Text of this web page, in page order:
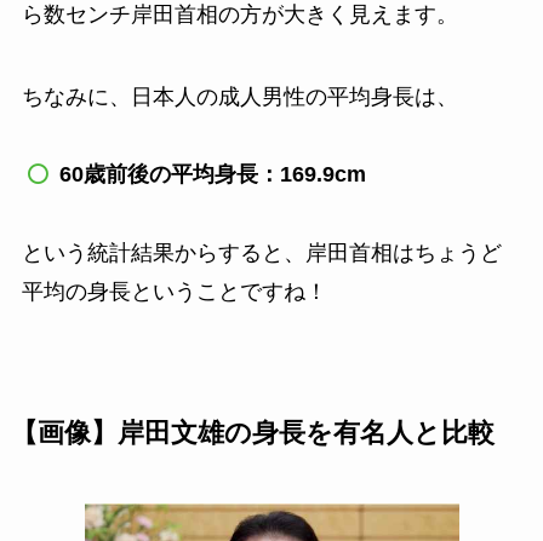
ら数センチ岸田首相の方が大きく見えます。
ちなみに、日本人の成人男性の平均身長は、
60歳前後の平均身長：169.9cm
という統計結果からすると、岸田首相はちょうど
平均の身長ということですね！
【画像】岸田文雄の身長を有名人と比較